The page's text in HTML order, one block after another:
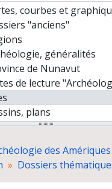
courbes et
"anciens"
généralités
de Nunavut
de lecture
plans
des Amériques
Dossiers